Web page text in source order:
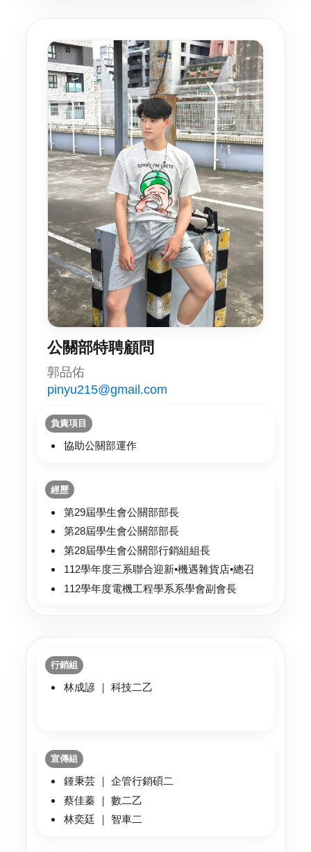
公關部特聘顧問
郭品佑
pinyu215@gmail.com
負責項目
協助公關部運作
經歷
第29屆學生會公關部部長
第28屆學生會公關部部長
第28屆學生會公關部行銷組組長
112學年度三系聯合迎新•機遇雜貨店•總召
112學年度電機工程學系系學會副會長
行銷組
林成諺 ｜ 科技二乙
宣傳組
鍾秉芸 ｜ 企管行銷碩二
蔡佳蓁 ｜ 數二乙
林奕廷 ｜ 智車二